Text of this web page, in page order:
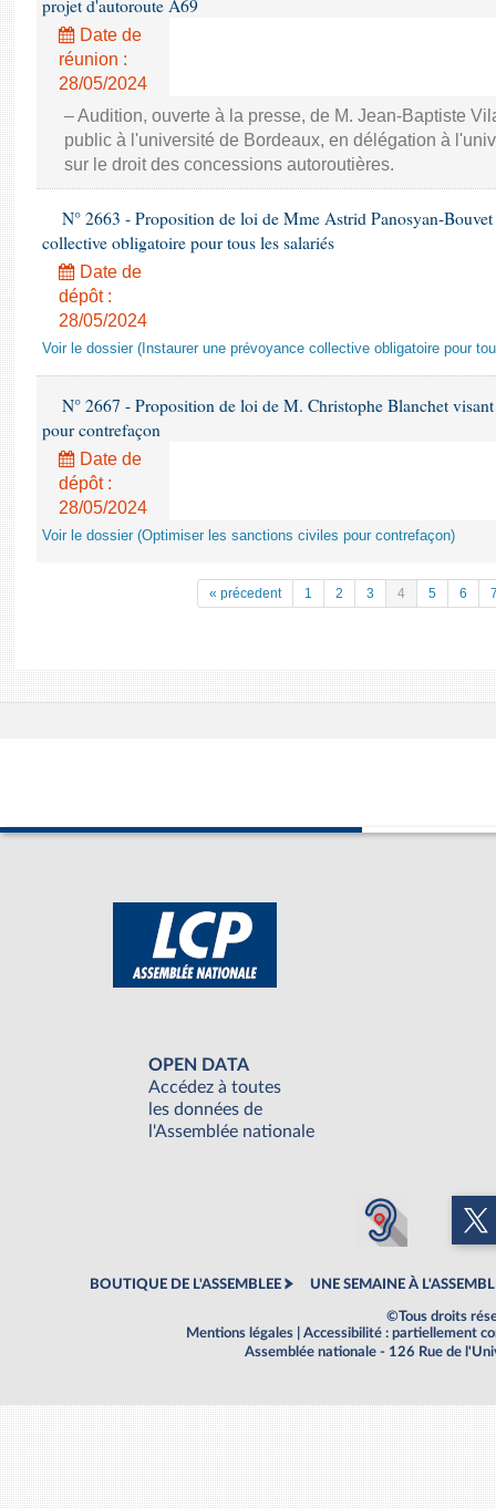
projet d'autoroute A69
Date de
réunion :
28/05/2024
– Audition, ouverte à la presse, de M. Jean-Baptiste
public à l'université de Bordeaux, en délégation à
sur le droit des concessions autoroutières.
N° 2663 - Proposition de loi de Mme Astrid Panosyan-
collective obligatoire pour tous les salariés
Date de
dépôt :
28/05/2024
Voir le dossier (Instaurer une prévoyance collective obligatoire pour
N° 2667 - Proposition de loi de M. Christophe Blanchet
pour contrefaçon
Date de
dépôt :
28/05/2024
Voir le dossier (Optimiser les sanctions civiles pour contrefaçon)
« précedent 1 2 3 4 5 6
OPEN DATA
Accédez à toutes
les données de
l'Assemblée nationale
BOUTIQUE DE L'ASSEMBLEE UNE SEMAINE À
©Tous droits
Mentions légales
Accessibilité : partiellement
Assemblée nationale - 126 Rue de